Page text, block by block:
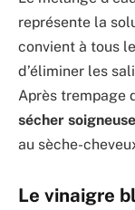
représente la
convient à tous
d’éliminer les
Après trempage
sécher
au sèche-
Le vinaigre